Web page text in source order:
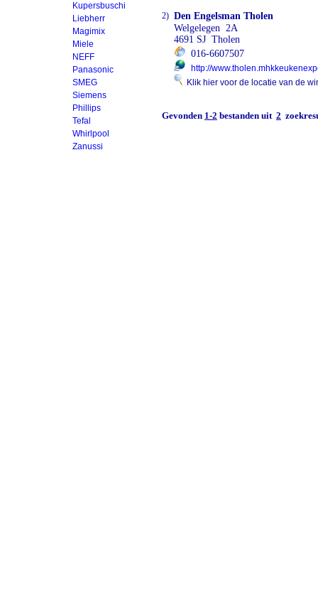
Kupersbuschi
Liebherr
Magimix
Miele
NEFF
Panasonic
SMEG
Siemens
Phillips
Tefal
Whirlpool
Zanussi
2) Den Engelsman Tholen
Welgelegen 2A
4691 SJ Tholen
016-6607507
http://
Klik hier voor de locatie van de
Gevonden 1-2 bestanden uit 2